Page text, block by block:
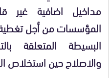
مداخيل اضافية
المؤسسات من أجل
البسيطة المتعلقة
والاصلاح حين استخلاص